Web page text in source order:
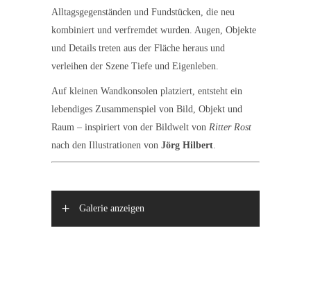
Alltagsgegenständen und Fundstücken, die neu
kombiniert und verfremdet wurden. Augen, Objekte
und Details treten aus der Fläche heraus und
verleihen der Szene Tiefe und Eigenleben.
Auf kleinen Wandkonsolen platziert, entsteht ein
lebendiges Zusammenspiel von Bild, Objekt und
Raum – inspiriert von der Bildwelt von Ritter Rost
nach den Illustrationen von Jörg Hilbert
Galerie anzeigen